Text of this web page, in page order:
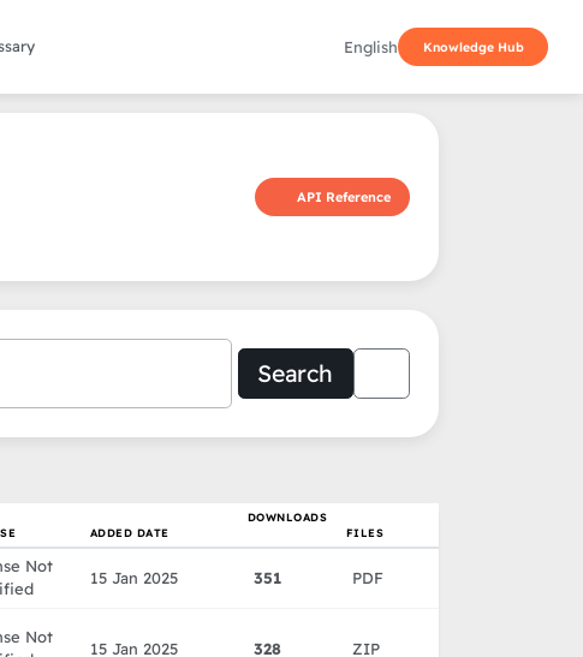
English Knowledge Hub
API Reference
Search
ADDED DATE
DOWNLOADS
FILES
Not
15 Jan 2025 351 PDF
Not
15 Jan 2025 328 ZIP